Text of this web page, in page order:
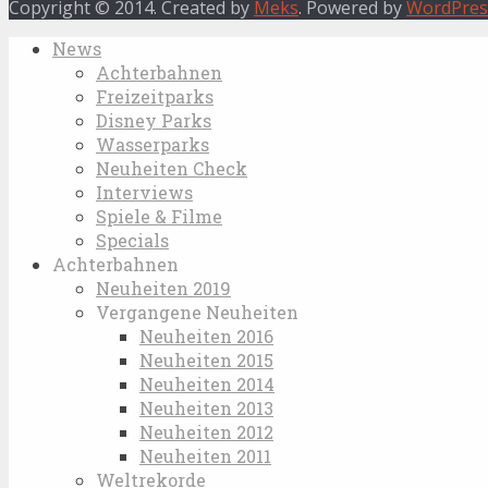
Copyright © 2014. Created by Meks. Powered by
News
Achterbahnen
Freizeitparks
Disney Parks
Wasserparks
Neuheiten Check
Interviews
Spiele & Filme
Specials
Achterbahnen
Neuheiten 2019
Vergangene Neuheiten
Neuheiten 2016
Neuheiten 2015
Neuheiten 2014
Neuheiten 2013
Neuheiten 2012
Neuheiten 2011
Weltrekorde